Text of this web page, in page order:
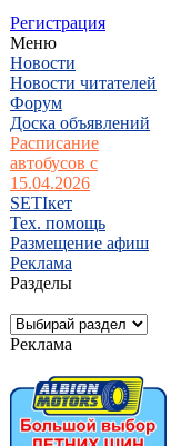
Регистрация
Меню
Новости
Новости читателей
Форум
Доска объявлений
Расписание
автобусов с
15.04.2026
SETIкет
Тех. помощь
Размещение афиш
Реклама
Разделы
Реклама